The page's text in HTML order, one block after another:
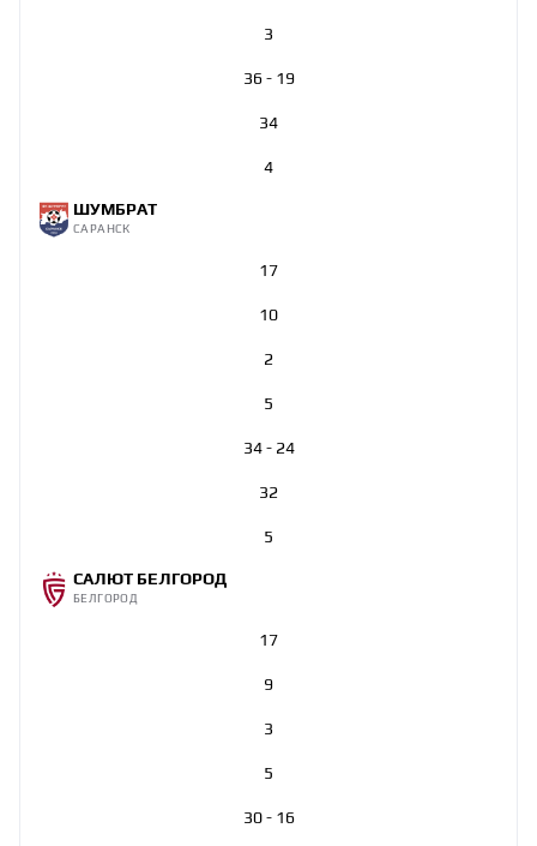
3
36 - 19
34
4
ШУМБРАТ
САРАНСК
17
10
2
5
34 - 24
32
5
САЛЮТ БЕЛГОРОД
БЕЛГОРОД
17
9
3
5
30 - 16